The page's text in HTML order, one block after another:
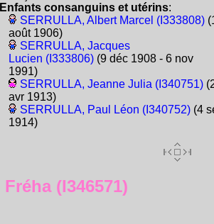
Enfants consanguins et utérins:
SERRULLA, Albert Marcel (I333808)
août 1906)
SERRULLA, Jacques
Lucien (I333806)(9 déc 1908 - 6 nov
1991)
SERRULLA, Jeanne Julia (I340751)
avr 1913)
SERRULLA, Paul Léon (I340752)(4
1914)
(I346571)